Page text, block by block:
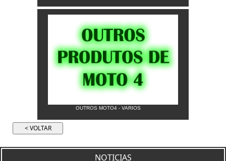
OUTROS MOTO4 - VARIOS
NOTICIAS